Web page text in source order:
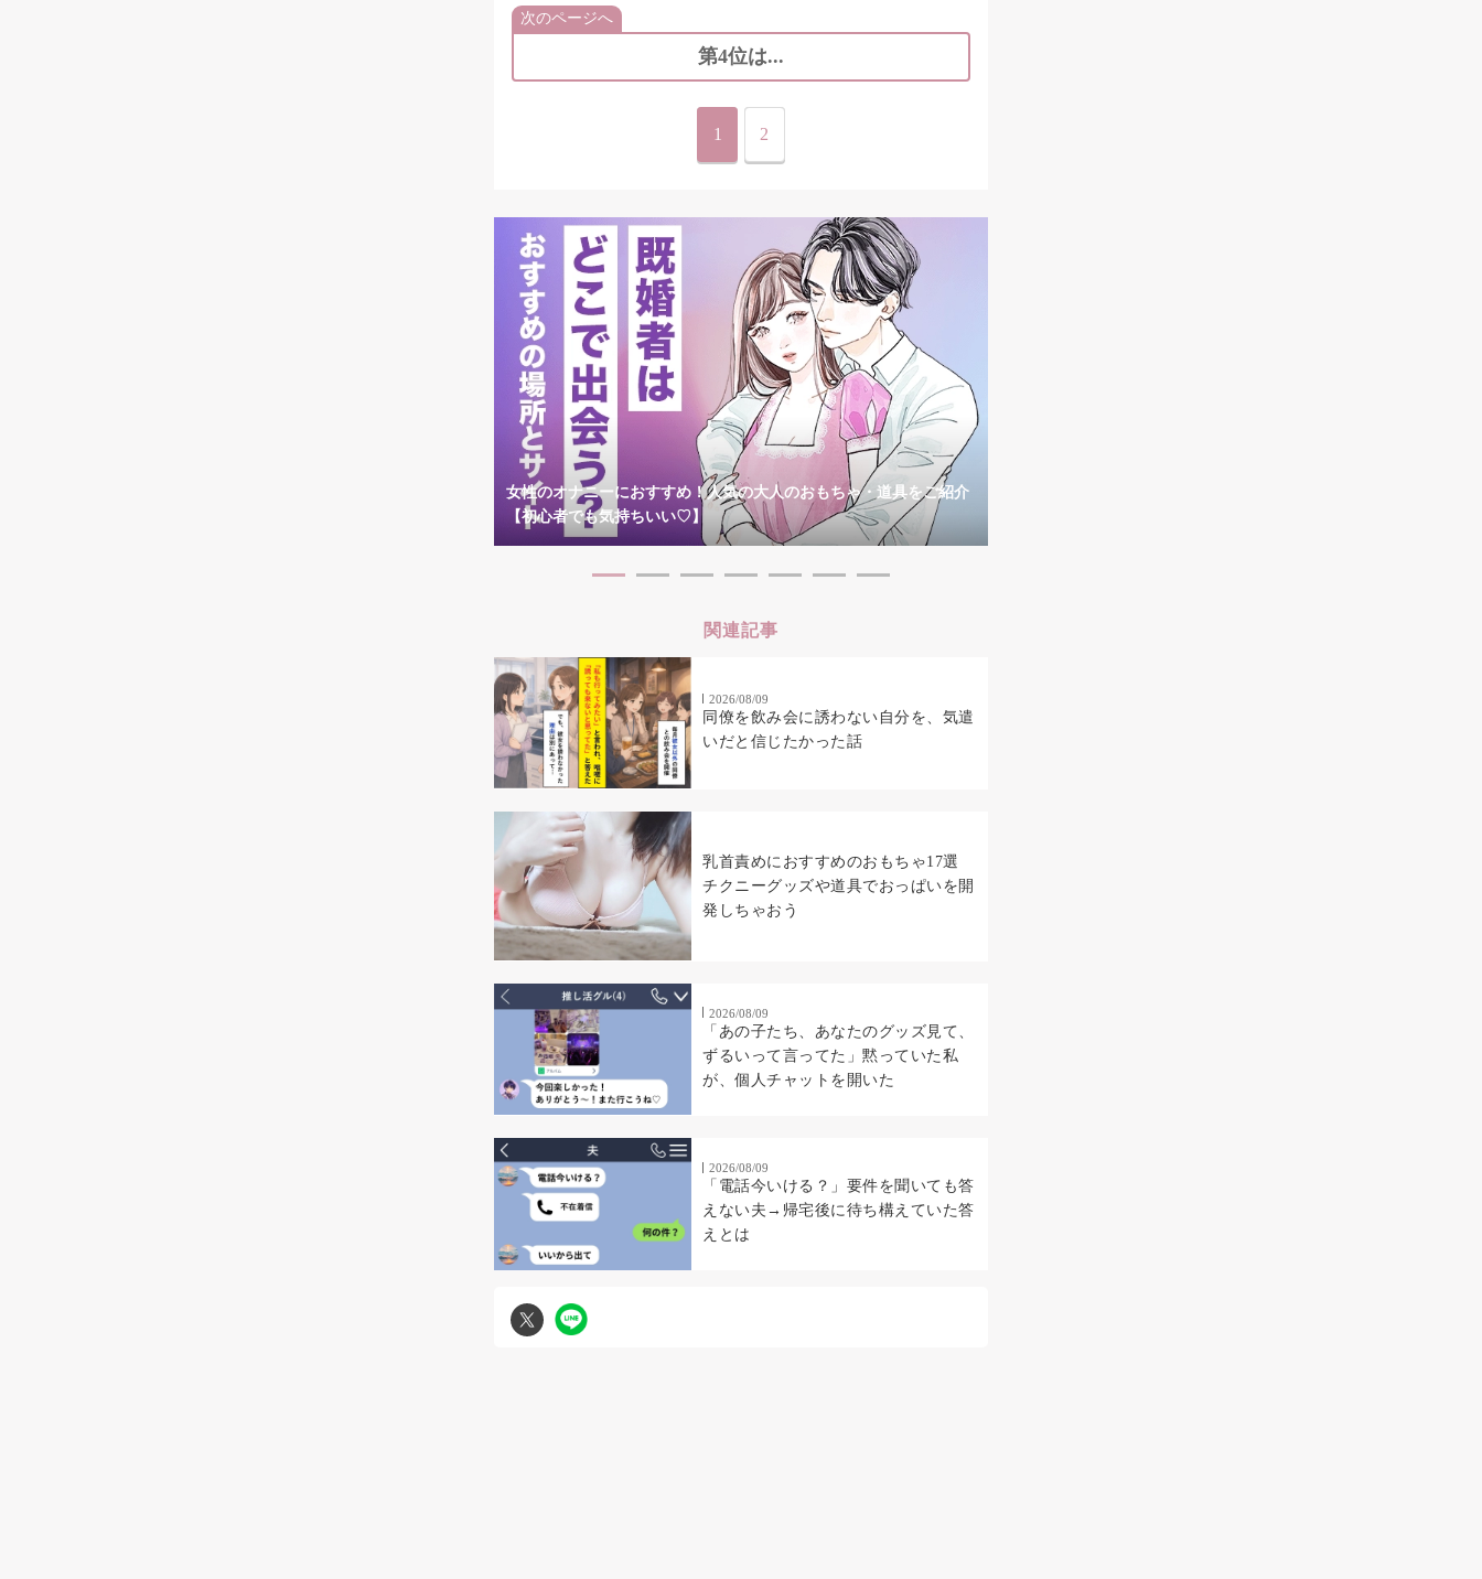
次のページへ
第4位は...
1 2
女性のオナニーにおすすめ！人気の大人のおもちゃ・道具をご紹介
【初心者でも気持ちいい♡】
関連記事
2026/08/09
同僚を飲み会に誘わない自分を、気遣
いだと信じたかった話
乳首責めにおすすめのおもちゃ17選
チクニーグッズや道具でおっぱいを開
発しちゃおう
2026/08/09
「あの子たち、あなたのグッズ見て、
ずるいって言ってた」黙っていた私
が、個人チャットを開いた
2026/08/09
「電話今いける？」要件を聞いても答
えない夫→帰宅後に待ち構えていた答
えとは